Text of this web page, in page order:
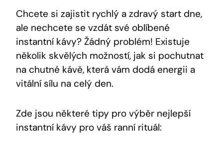
Chcete si zajistit rychlý a zdravý start dne,
ale nechcete se vzdát své oblíbené
instantní kávy? Žádný problém! Existuje
několik skvělých možností, jak si pochutnat
na chutné kávě, která vám dodá energii a
vitální sílu na celý den.
Zde jsou některé tipy pro výběr nejlepší
instantní kávy pro váš ranní rituál: